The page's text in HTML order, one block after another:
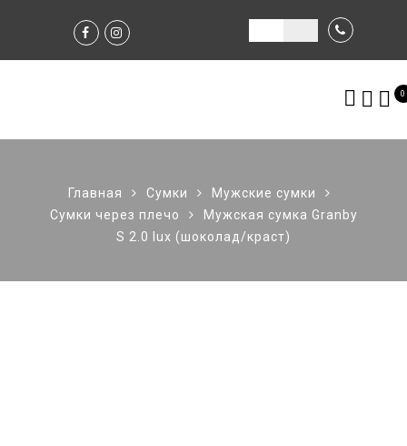
0
Главная Сумки
Мужские сумки
Сумки через плечо
Мужская сумка Granby
S 2.0 lux (шоколад/краст)